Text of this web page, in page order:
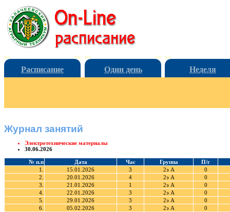
Расписание Один день Неделя
Журнал занятий
Электротехнические материалы
30.06.2026
№ п.п Дата Час Группа
П/г
1.
15.01.2026 3 2э А
0
2.
20.01.2026 4 2э А
0
3.
21.01.2026 1 2э А
0
4.
22.01.2026 3 2э А
0
5.
29.01.2026 3 2э А
0
6.
05.02.2026 3 2э А
0